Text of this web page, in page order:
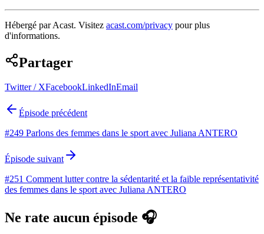
Hébergé par Acast. Visitez acast.com/privacy pour plus
d'informations.
Partager
Twitter / XFacebookLinkedInEmail
Épisode précédent
#249 Parlons des femmes dans le sport avec Juliana ANTERO
Épisode suivant
#251 Comment lutter contre la sédentarité et la faible représentativité
des femmes dans le sport avec Juliana ANTERO
Ne rate aucun épisode 🎧